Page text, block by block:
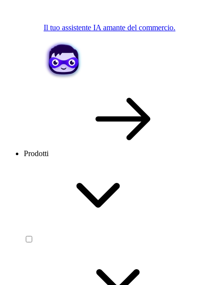
Il tuo assistente IA amante del commercio.
Prodotti